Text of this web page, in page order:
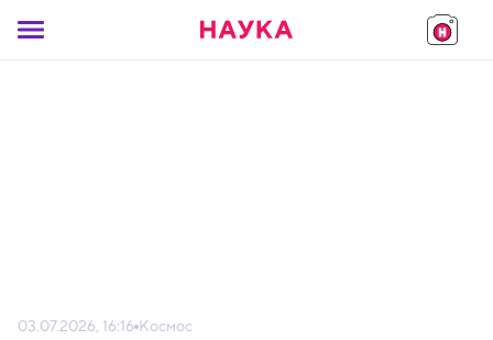
03.07.2026, 16:16 Космос